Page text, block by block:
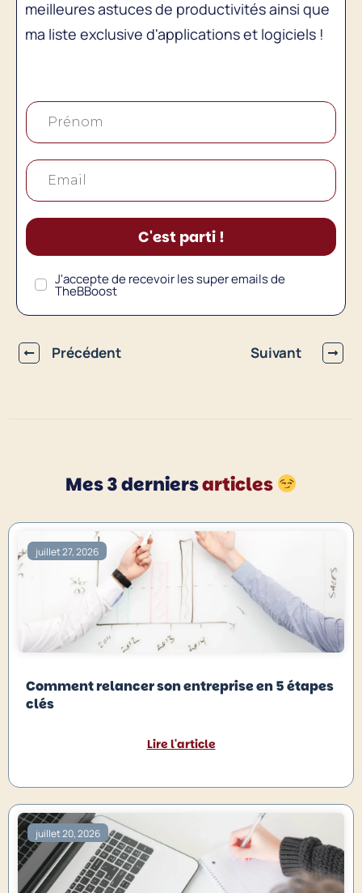
meilleures astuces de productivités ainsi que
ma liste exclusive d'applications et logiciels !
C'est parti !
J'accepte de recevoir les super emails de
TheBBoost
Précédent Suivant
Mes 3 derniersarticles
juillet 27, 2026
Comment relancer son entreprise en 5 étapes
clés
Lire l'article
juillet 20, 2026